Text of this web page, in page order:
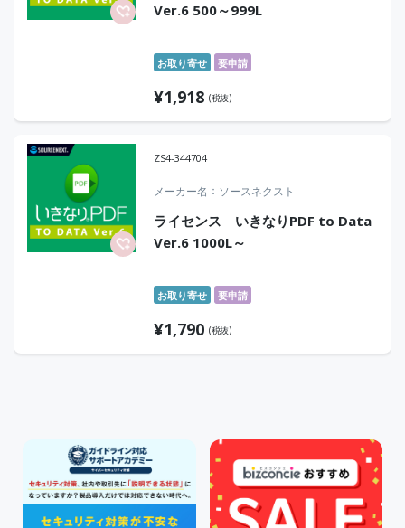
Ver.6 500～999L
お取り寄せ 要申請
¥1,918 (税抜)
ZS4-344704
メーカー名 ソースネクスト
ライセンス いきなりPDF to Data
Ver.6 1000L～
お取り寄せ 要申請
¥1,790 (税抜)